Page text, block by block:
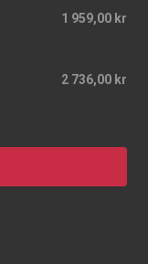
1 959,00 kr
2 736,00 kr